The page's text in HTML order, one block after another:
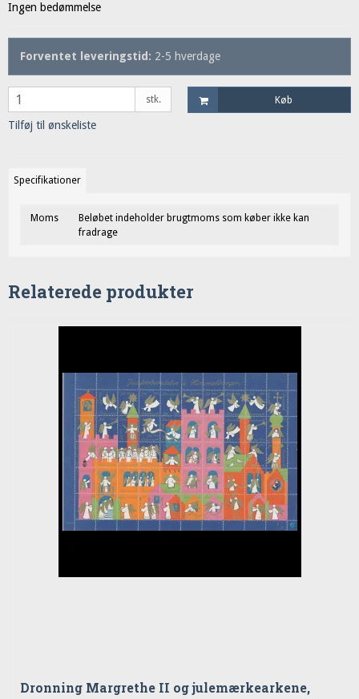
Ingen bedømmelse
Forventet leveringstid: 2-5 hverdage
stk. Køb
Tilføj til ønskeliste
Specifikationer
Moms
Beløbet indeholder brugtmoms som køber ikke kan
fradrage
Relaterede produkter
Dronning Margrethe II og julemærkearkene,